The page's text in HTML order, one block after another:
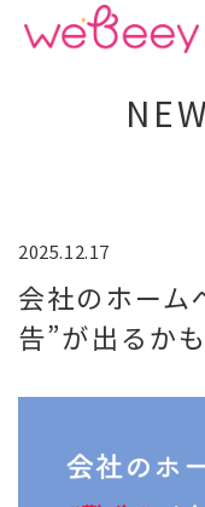
2025.12.17
会社のホーム
告”が出るか